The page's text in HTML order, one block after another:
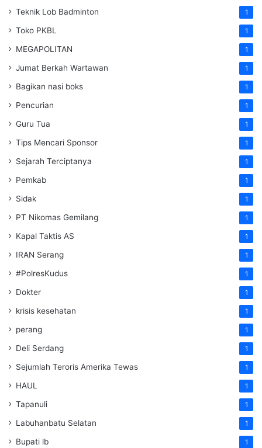
Teknik Lob Badminton 1
Toko PKBL 1
MEGAPOLITAN 1
Jumat Berkah Wartawan 1
Bagikan nasi boks 1
Pencurian 1
Guru Tua 1
Tips Mencari Sponsor 1
Sejarah Terciptanya 1
Pemkab 1
Sidak 1
PT Nikomas Gemilang 1
Kapal Taktis AS 1
IRAN Serang 1
#PolresKudus 1
Dokter 1
krisis kesehatan 1
perang 1
Deli Serdang 1
Sejumlah Teroris Amerika Tewas 1
HAUL 1
Tapanuli 1
Labuhanbatu Selatan 1
Bupati lb 1